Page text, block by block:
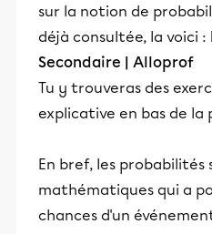
sur la notion de
déjà consultée, la voici :
Secondaire | Alloprof
Tu y trouveras des
explicative en bas de la
En bref, les probabilités
mathématiques qui a
chances d'un